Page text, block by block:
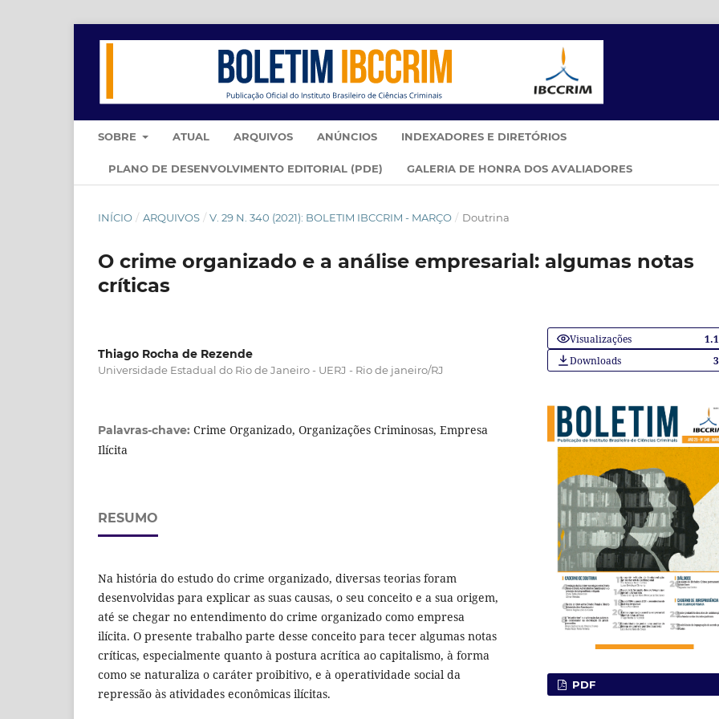
SOBRE ATUAL ARQUIVOS ANÚNCIOS INDEXADORES E DIRETÓRIOS
PLANO DE DESENVOLVIMENTO EDITORIAL (PDE) GALERIA DE HONRA DOS AVALIADORES
INÍCIO / ARQUIVOS / V. 29 N. 340 (2021): BOLETIM IBCCRIM - MARÇO / Doutrina
O crime organizado e a análise empresarial: algumas notas
críticas
Thiago Rocha de Rezende
Universidade Estadual do Rio de Janeiro - UERJ - Rio de janeiro/RJ
Palavras-chave: Crime Organizado, Organizações Criminosas, Empresa
Ilícita
RESUMO
Na história do estudo do crime organizado, diversas teorias foram
desenvolvidas para explicar as suas causas, o seu conceito e a sua origem,
até se chegar no entendimento do crime organizado como empresa
ilícita. O presente trabalho parte desse conceito para tecer algumas notas
críticas, especialmente quanto à postura acrítica ao capitalismo, à forma
como se naturaliza o caráter proibitivo, e à operatividade social da
repressão às atividades econômicas ilícitas.
Visualizações
Downloads
PDF